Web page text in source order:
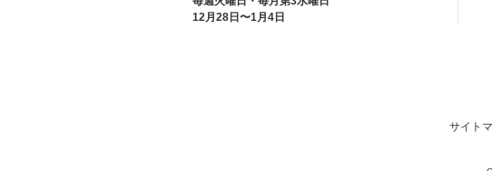
12月28日〜1月4日
サイト